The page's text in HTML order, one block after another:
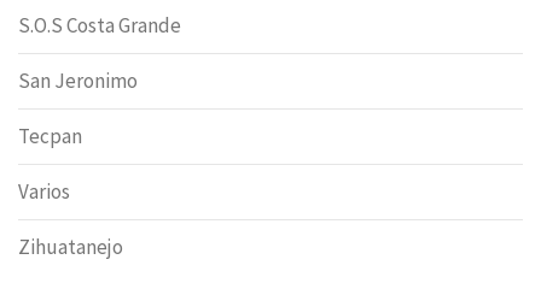
S.O.S Costa Grande
San Jeronimo
Tecpan
Varios
Zihuatanejo